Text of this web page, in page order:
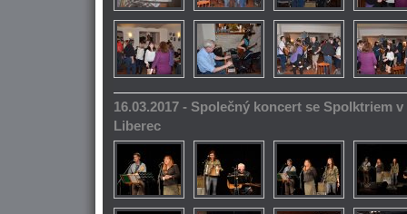
16.03.2017 - Společný koncert se Spolktriem
Liberec